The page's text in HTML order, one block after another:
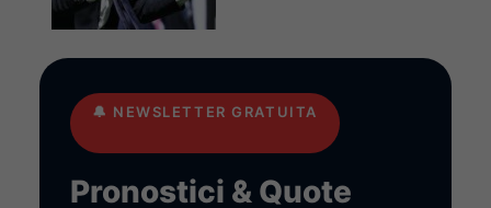
🔔 NEWSLETTER GRATUITA
Pronostici & Quote